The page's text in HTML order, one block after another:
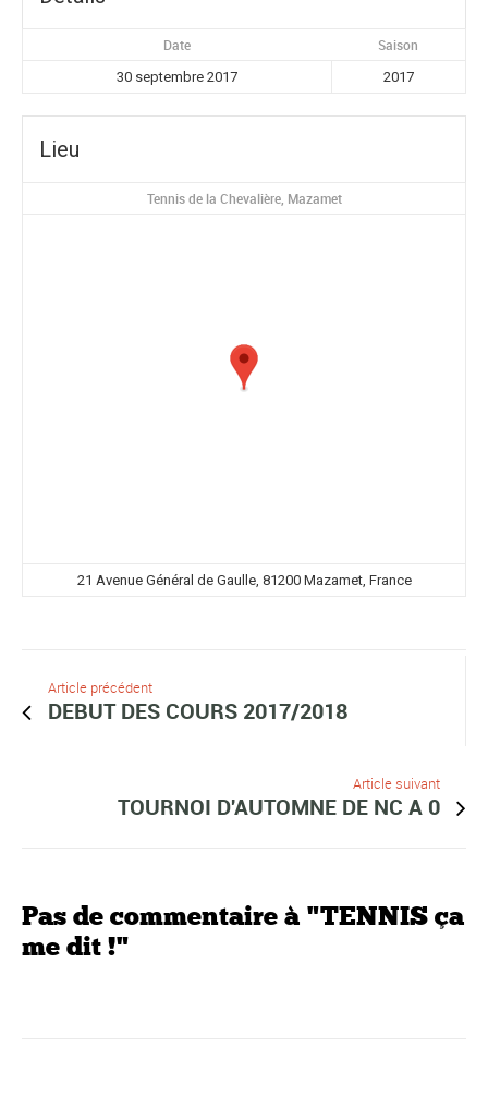
Date Saison
30 septembre 2017 2017
Lieu
Tennis de la Chevalière, Mazamet
21 Avenue Général de Gaulle, 81200 Mazamet, France
Article précédent
DEBUT DES COURS 2017/2018
Article suivant
TOURNOI D'AUTOMNE DE NC A 0
Pas de commentaire à "TENNIS ça
me dit !"